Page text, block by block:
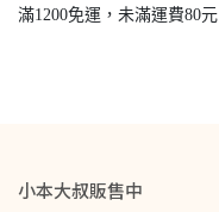
滿1200免運，未滿運費80元
小本大叔販售中